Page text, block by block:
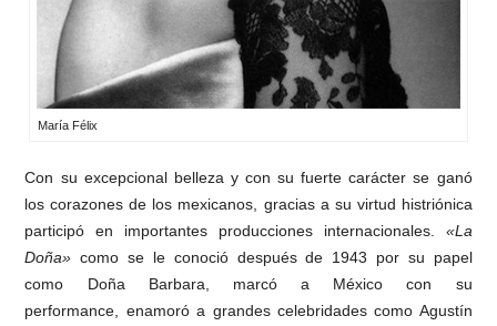
María Félix
Con su excepcional belleza y con su fuerte carácter se ganó
los corazones de los mexicanos, gracias a su virtud histriónica
participó en importantes producciones internacionales.
«La
Doña» como se le conoció después de 1943 por su papel
como Doña Barbara, marcó a México con su
performance, enamoró a grandes celebridades como Agustín